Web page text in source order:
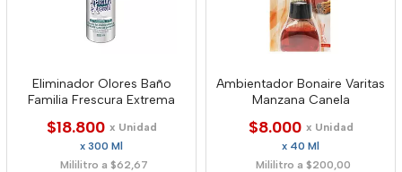
Eliminador Olores Baño
Familia Frescura Extrema
$18.800 x Unidad
x 300 Ml
Mililitro a $62,67
Ambientador Bonaire Varitas
Manzana Canela
$8.000 x Unidad
x 40 Ml
Mililitro a $200,00